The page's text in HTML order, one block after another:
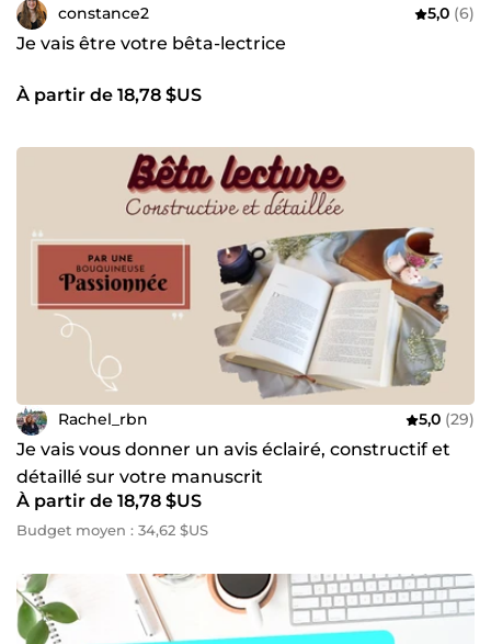
constance2 5,0 (6)
Je vais être votre bêta-lectrice
À partir de 18,78 $US
Rachel_rbn 5,0 (29)
Je vais vous donner un avis éclairé, constructif et
détaillé sur votre manuscrit
À partir de 18,78 $US
Budget moyen : 34,62 $US